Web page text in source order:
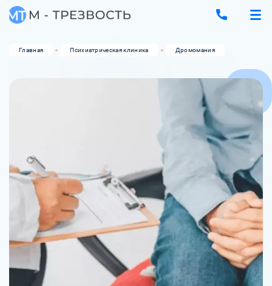
Главная Психиатрическая клиника Дромомания